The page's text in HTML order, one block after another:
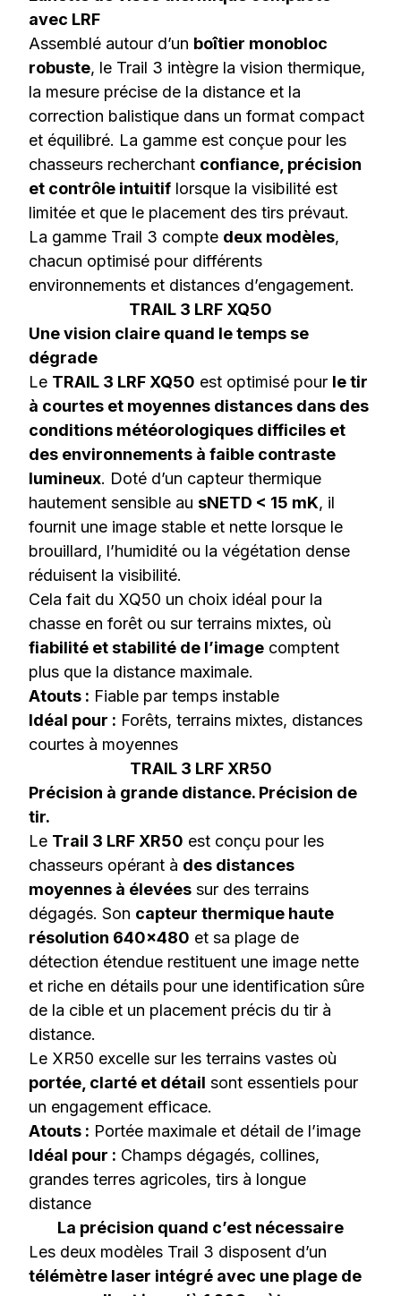
avec LRF
Assemblé autour d’un boîtier monobloc
robuste, le Trail 3 intègre la vision thermique,
la mesure précise de la distance et la
correction balistique dans un format compact
et équilibré. La gamme est conçue pour les
chasseurs recherchant confiance, précision
et contrôle intuitif lorsque la visibilité est
limitée et que le placement des tirs prévaut.
La gamme Trail 3 compte deux modèles,
chacun optimisé pour différents
environnements et distances d’engagement.
TRAIL 3 LRF XQ50
Une vision claire quand le temps se
dégrade
Le TRAIL 3 LRF XQ50 est optimisé pour le tir
à courtes et moyennes distances dans des
conditions météorologiques difficiles et
des environnements à faible contraste
lumineux. Doté d’un capteur thermique
hautement sensible au sNETD < 15 mK, il
fournit une image stable et nette lorsque le
brouillard, l’humidité ou la végétation dense
réduisent la visibilité.
Cela fait du XQ50 un choix idéal pour la
chasse en forêt ou sur terrains mixtes, où
fiabilité et stabilité de l’image comptent
plus que la distance maximale.
Atouts : Fiable par temps instable
Idéal pour : Forêts, terrains mixtes, distances
courtes à moyennes
TRAIL 3 LRF XR50
Précision à grande distance. Précision de
tir.
Le Trail 3 LRF XR50 est conçu pour les
chasseurs opérant à des distances
moyennes à élevées sur des terrains
dégagés. Son capteur thermique haute
résolution 640×480 et sa plage de
détection étendue restituent une image nette
et riche en détails pour une identification sûre
de la cible et un placement précis du tir à
distance.
Le XR50 excelle sur les terrains vastes où
portée, clarté et détail sont essentiels pour
un engagement efficace.
Atouts : Portée maximale et détail de l’image
Idéal pour : Champs dégagés, collines,
grandes terres agricoles, tirs à longue
distance
La précision quand c’est nécessaire
Les deux modèles Trail 3 disposent d’un
télémètre laser intégré avec une plage de